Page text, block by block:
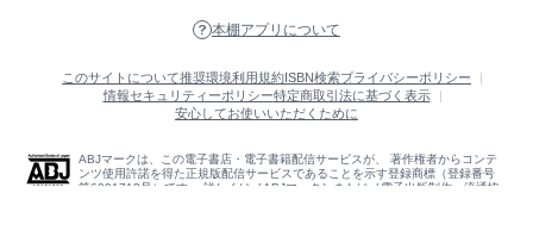
本棚アプリについて
このサイトについて推奨環境利用規約 ISBN検索プライバシーポリシー
情報セキュリティーポリシー特定商取引法に基づく表示
安心してお使いいただくために
ABJマークは、この電子書店・電子書籍配信サービスが、 著作権者からコンテ
ンツ使用許諾を得た正規版配信サービスであることを示す登録商標（登録番号
第6091713号）です。 詳しくは［ABJマーク］または［電子出版制作・流通協